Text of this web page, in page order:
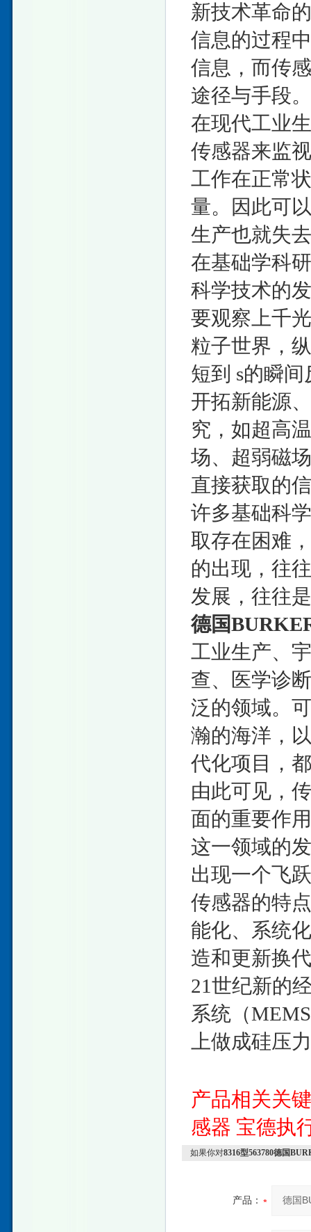
新技术革命
信息的过程
信息，而传
途径与手段。
在现代工业
传感器来监
工作在正常
量。因此可
生产也就失
在基础学科
科学技术的
要观察上千
粒子世界，
短到 s的瞬
开拓新能源
究，如超高
场、超弱磁
直接获取的
许多基础科
取存在困难
的出现，往
发展，往往
德国
工业生产、
查、医学诊
泛的领域。
瀚的海洋，
代化项目，
由此可见，
面的重要作
这一领域的
出现一个飞
传感器的特
能化、系统
造和更新换
21世纪新的
系统（
上做成硅压
产品相关关
感器 宝德执
如果你对8316型563780德国
产品：